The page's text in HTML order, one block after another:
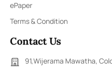
ePaper
Terms & Condition
Contact Us
91,Wijerama Mawatha,